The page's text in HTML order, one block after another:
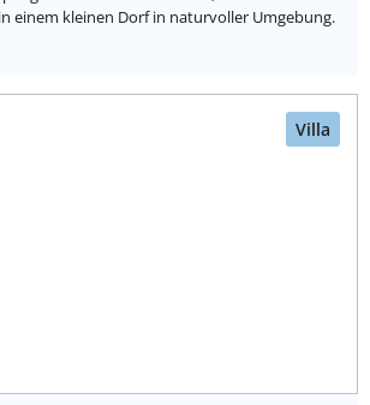
einem kleinen Dorf in naturvoller Umgebung.
Villa